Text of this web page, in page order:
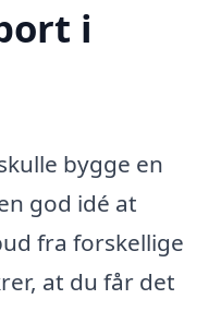
i
bygge en
god idé at
fra forskellige
at du får det